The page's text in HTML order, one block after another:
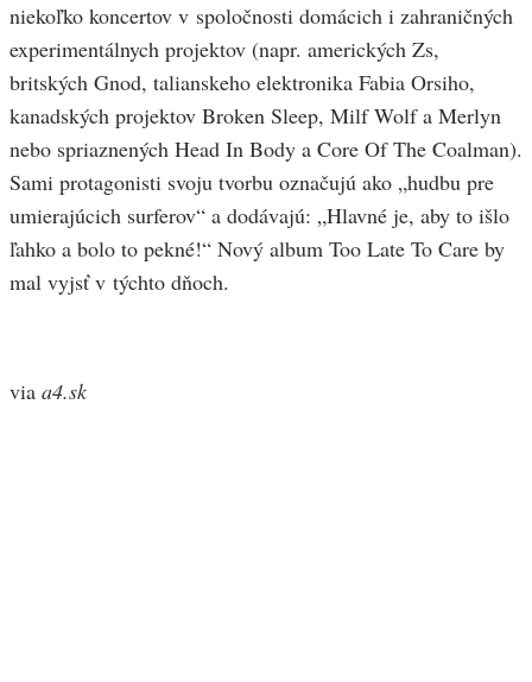
niekoľko koncertov v spoločnosti domácich i zahraničných
experimentálnych projektov (napr. amerických Zs,
britských Gnod, talianskeho elektronika Fabia Orsiho,
kanadských projektov Broken Sleep, Milf Wolf a Merlyn
nebo spriaznených Head In Body a Core Of The Coalman).
Sami protagonisti svoju tvorbu označujú ako „hudbu pre
umierajúcich surferov“ a dodávajú: „Hlavné je, aby to išlo
ľahko a bolo to pekné!“ Nový album Too Late To Care by
mal vyjsť v týchto dňoch.
via a4.sk